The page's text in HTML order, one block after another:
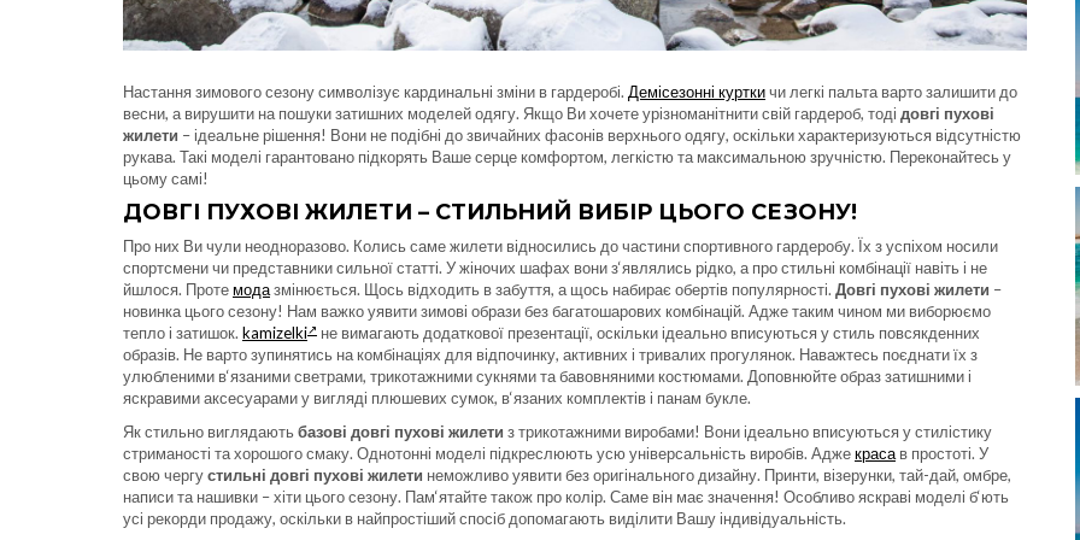
Настання зимового сезону символізує кардинальні зміни в гардеробі. Демісезонні курткичи легкі пальта варто залишити до
весни, а вирушити на пошуки затишних моделей одягу. Якщо Ви хочете урізноманітнити свій гардероб, тоді довгі пухові
жилети – ідеальне рішення! Вони не подібні до звичайних фасонів верхнього одягу, оскільки характеризуються відсутністю
рукава. Такі моделі гарантовано підкорять Ваше серце комфортом, легкістю та максимальною зручністю. Переконайтесь у
цьому самі!
ДОВГІ ПУХОВІ ЖИЛЕТИ – СТИЛЬНИЙ ВИБІР ЦЬОГО СЕЗОНУ!
Про них Ви чули неодноразово. Колись саме жилети відносились до частини спортивного гардеробу. Їх з успіхом носили
спортсмени чи представники сильної статті. У жіночих шафах вони з‘являлись рідко, а про стильні комбінації навіть і не
йшлося. Протемодазмінюється. Щось відходить в забуття, а щось набирає обертів популярності. Довгі пухові жилети –
новинка цього сезону! Нам важко уявити зимові образи без багатошарових комбінацій. Адже таким чином ми виборюємо
тепло і затишок. kamizelki
не вимагають додаткової презентації, оскільки ідеально вписуються у стиль повсякденних
образів. Не варто зупинятись на комбінаціях для відпочинку, активних і тривалих прогулянок. Наважтесь поєднати їх з
улюбленими в‘язаними светрами, трикотажними сукнями та бавовняними костюмами. Доповнюйте образ затишними і
яскравими аксесуарами у вигляді плюшевих сумок, в‘язаних комплектів і панам букле.
Як стильно виглядаютьбазові довгі пухові жилети з трикотажними виробами! Вони ідеально вписуються у стилістику
стриманості та хорошого смаку. Однотонні моделі підкреслюють усю універсальність виробів. Аджекрасав простоті. У
свою чергустильні довгі пухові жилети неможливо уявити без оригінального дизайну. Принти, візерунки, тай-дай, омбре,
написи та нашивки – хіти цього сезону. Пам‘ятайте також про колір. Саме він має значення! Особливо яскраві моделі б‘ють
усі рекорди продажу, оскільки в найпростіший спосіб допомагають виділити Вашу індивідуальність.